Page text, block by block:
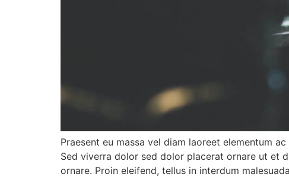
Praesent eu massa vel diam laoreet elementum
Sed viverra dolor sed dolor placerat ornare ut et
ornare. Proin eleifend, tellus in interdum